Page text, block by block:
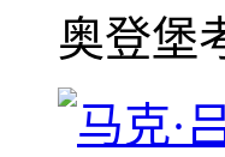
奥登堡